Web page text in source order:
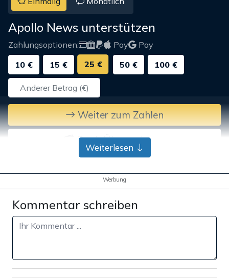
Apollo News unterstützen
Zahlungsoptionen: Pay
Pay
10 €
15 € 25 € 50 € 100 €
Weiter zum Zahlen
Bank-Überweisung
Weiterlesen
Werbung
Kommentar schreiben